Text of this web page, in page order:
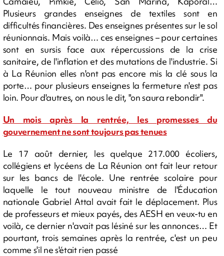
Plusieurs grandes enseignes de textiles sont en
difficultés financières. Des enseignes présentes sur le sol
réunionnais. Mais voilà… ces enseignes – pour certaines
sont en sursis face aux répercussions de la crise
sanitaire, de l'inflation et des mutations de l'industrie. Si
à La Réunion elles n'ont pas encore mis la clé sous la
porte… pour plusieurs enseignes la fermeture n'est pas
loin. Pour d'autres, on nous le dit, "on saura rebondir".
Un mois après la rentrée, les promesses du
gouvernement ne sont toujours pas tenues
Le 17 août dernier, les quelque 217.000 écoliers,
collégiens et lycéens de La Réunion ont fait leur retour
sur les bancs de l'école. Une rentrée scolaire pour
laquelle le tout nouveau ministre de l'Éducation
nationale Gabriel Attal avait fait le déplacement. Plus
de professeurs et mieux payés, des AESH en veux-tu en
voilà, ce dernier n'avait pas lésiné sur les annonces… Et
pourtant, trois semaines après la rentrée, c'est un peu
comme s'il ne s'était rien passé